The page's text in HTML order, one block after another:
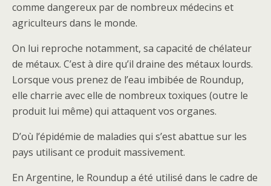
comme dangereux par de nombreux médecins et
agriculteurs dans le monde.
On lui reproche notamment, sa capacité de chélateur
de métaux. C’est à dire qu’il draine des métaux lourds.
Lorsque vous prenez de l’eau imbibée de Roundup,
elle charrie avec elle de nombreux toxiques (outre le
produit lui même) qui attaquent vos organes.
D’où l’épidémie de maladies qui s’est abattue sur les
pays utilisant ce produit massivement.
En Argentine, le Roundup a été utilisé dans le cadre de